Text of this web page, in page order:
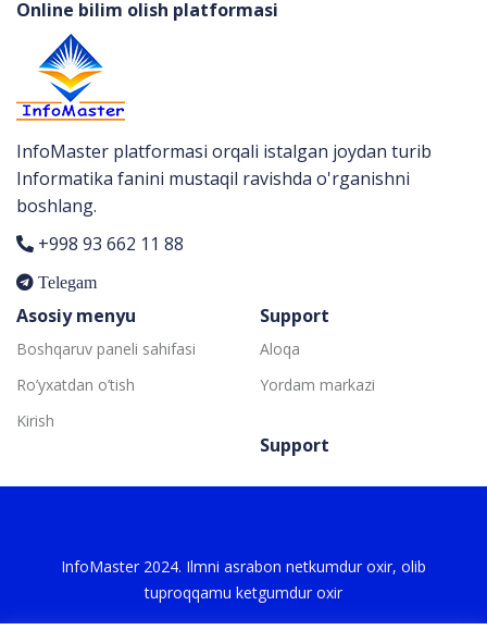
Online bilim olish platformasi
InfoMaster platformasi orqali istalgan joydan turib
Informatika fanini mustaqil ravishda o'rganishni
boshlang.
+998 93 662 11 88
Telegam
Asosiy menyu
Boshqaruv paneli sahifasi
Ro’yxatdan o’tish
Kirish
Support
Aloqa
Yordam markazi
Support
InfoMaster 2024. Ilmni asrabon netkumdur oxir, olib
tuproqqamu ketgumdur oxir